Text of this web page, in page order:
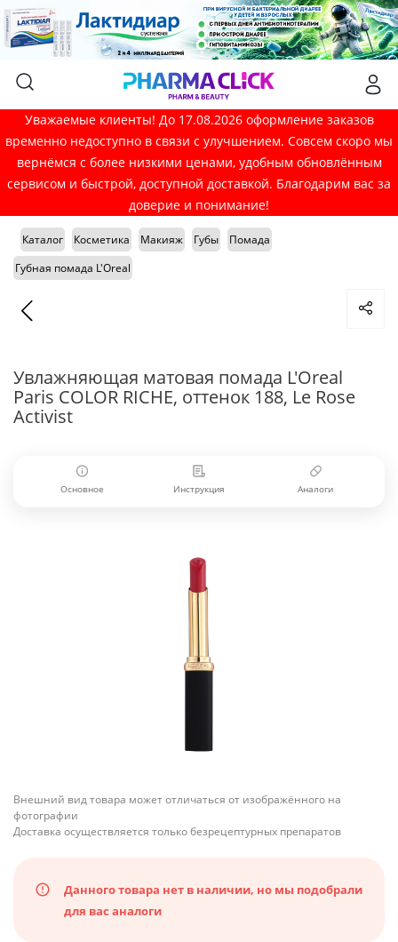
Уважаемые клиенты! До 17.08.2026 оформление заказов
временно недоступно в связи с улучшением. Совсем скоро мы
вернёмся с более низкими ценами, удобным обновлённым
сервисом и быстрой, доступной доставкой. Благодарим вас за
доверие и понимание!
Каталог Косметика Макияж Губы
Помада
Губная помада L'Oreal
Увлажняющая матовая помада L'Oreal
Paris COLOR RICHE, оттенок 188, Le Rose
Activist
Основное Инструкция Аналоги
Внешний вид товара может отличаться от изображённого на
фотографии
Доставка осуществляется только безрецептурных препаратов
Данного товара нет в наличии, но мы подобрали
для вас аналоги